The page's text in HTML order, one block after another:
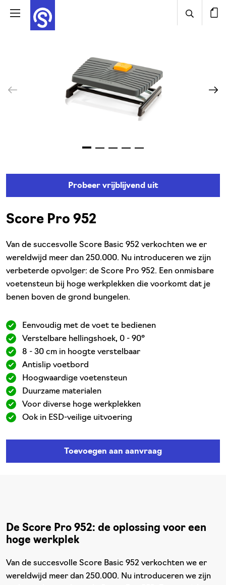
Probeer vrijblijvend uit
Score Pro 952
Van de succesvolle Score Basic 952 verkochten we er
wereldwijd meer dan 250.000. Nu introduceren we zijn
verbeterde opvolger: de Score Pro 952. Een onmisbare
voetensteun bij hoge werkplekken die voorkomt dat je
benen boven de grond bungelen.
Eenvoudig met de voet te bedienen
Verstelbare hellingshoek, 0 - 90°
8 - 30 cm in hoogte verstelbaar
Antislip voetbord
Hoogwaardige voetensteun
Duurzame materialen
Voor diverse hoge werkplekken
Ook in ESD-veilige uitvoering
De Score Pro 952: de oplossing voor een
hoge werkplek
Van de succesvolle Score Basic 952 verkochten we er
wereldwijd meer dan 250.000. Nu introduceren we zijn